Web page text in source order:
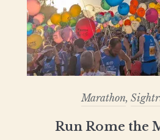
Marathon,
Run Rome the